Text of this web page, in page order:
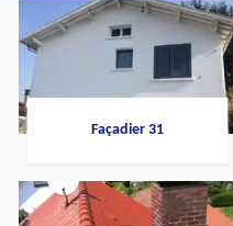
Façadier 31